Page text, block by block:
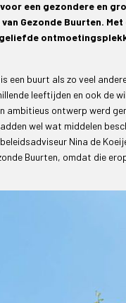
een gezondere en
Gezonde Buurten.
een buurt als zo veel
leeftijden en ook de
ambitieus ontwerp werd
wel wat middelen
Nina de
Buurten, omdat die